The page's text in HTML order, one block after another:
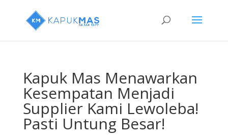
Kapuk Mas Menawarkan
Kesempatan Menjadi
Supplier Kami Lewoleba!
Pasti Untung Besar!